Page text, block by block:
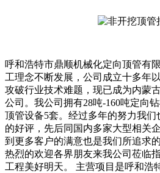
呼和浩特市鼎顺机械化定向顶管有
工理念不断发展，公司成立十多年
攻破行业技术难题，现已成为内蒙
公司。我公司拥有28吨-160吨定向
顶管设备5套。经过多年的努力我
的好评，先后同国内多家大型相关
到更多客户的满意也是我们所追求
热烈的欢迎各界朋友来我公司莅临
工程美好明天。 主营项目是呼和浩